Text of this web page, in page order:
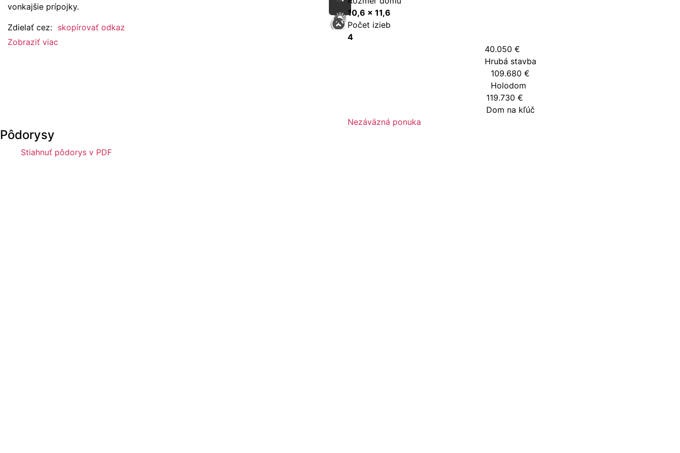
vonkajšie prípojky.
Zdielať cez: skopírovať odkaz
Zobraziť viac
10,6 x 11,6
Počet izieb
4
40.050 €
Hrubá stavba
109.680 €
Holodom
119.730 €
Dom na kľúč
Nezáväzná ponuka
Pôdorysy
Stiahnuť pôdorys v PDF